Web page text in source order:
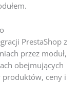
PrestaShop z
przez moduł,
obejmujących
produktów, ceny i